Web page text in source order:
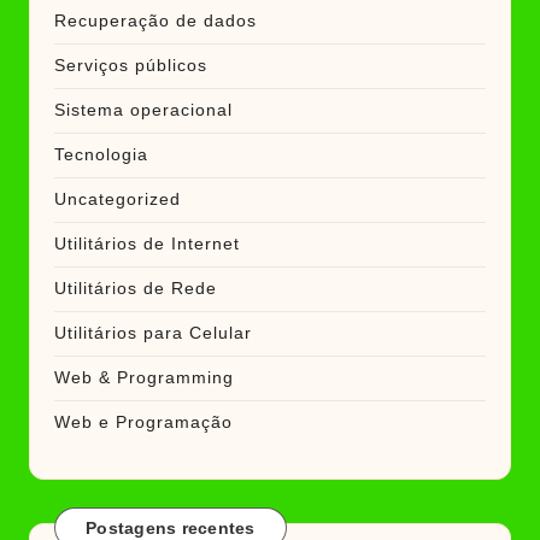
Recuperação de dados
Serviços públicos
Sistema operacional
Tecnologia
Uncategorized
Utilitários de Internet
Utilitários de Rede
Utilitários para Celular
Web & Programming
Web e Programação
Postagens recentes